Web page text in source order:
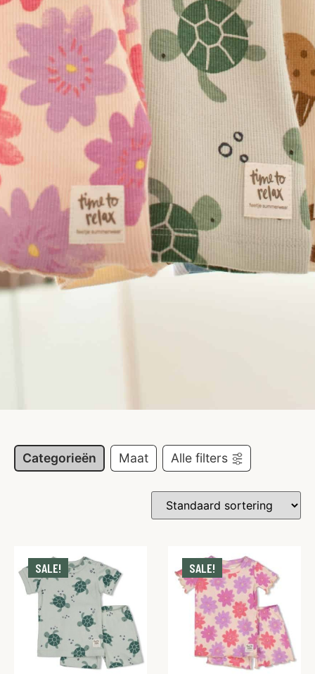
Categorieën Maat Alle filters
SALE! SALE!